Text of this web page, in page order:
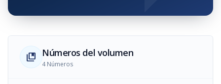
collections_bookmark Números del volumen
4 Números